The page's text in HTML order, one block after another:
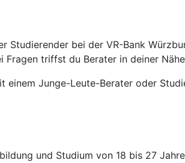
Studierender bei der VR-Bank
Fragen triffst du Berater in deiner
einem Junge-Leute-Berater oder
und Studium von 18 bis 27